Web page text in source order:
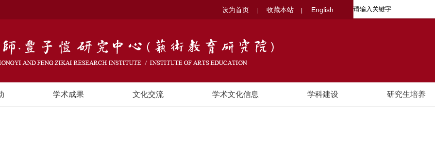
设为首页 收藏本站 English
学术成果 文化交流 学术文化信息 学科建设 研究生培养